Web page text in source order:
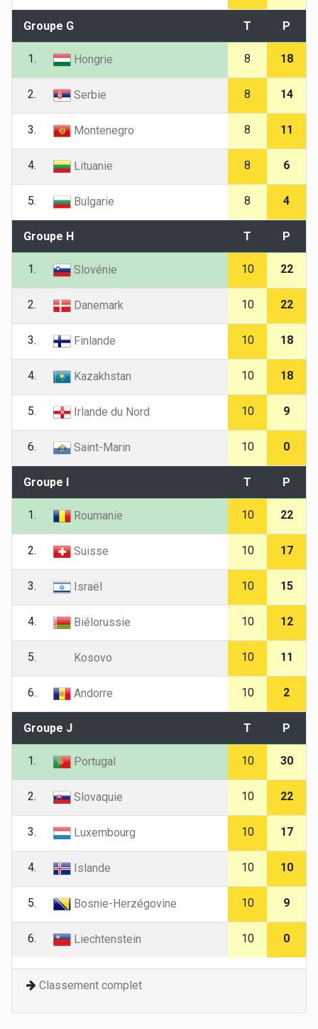
Groupe G T P
1. Hongrie 8 18
2. Serbie 8 14
3. Montenegro 8 11
4. Lituanie 8 6
5. Bulgarie 8 4
Groupe H T P
1. Slovénie 10 22
2. Danemark 10 22
3. Finlande 10 18
4. Kazakhstan 10 18
5. Irlande du Nord 10 9
6. Saint-Marin 10 0
Groupe I T P
1. Roumanie 10 22
2. Suisse 10 17
3. Israël 10 15
4. Biélorussie 10 12
5. Kosovo 10 11
6. Andorre 10 2
Groupe J T P
1. Portugal 10 30
2. Slovaquie 10 22
3. Luxembourg 10 17
4. Islande 10 10
5. Bosnie-Herzégovine 10 9
6. Liechtenstein 10 0
Classement complet